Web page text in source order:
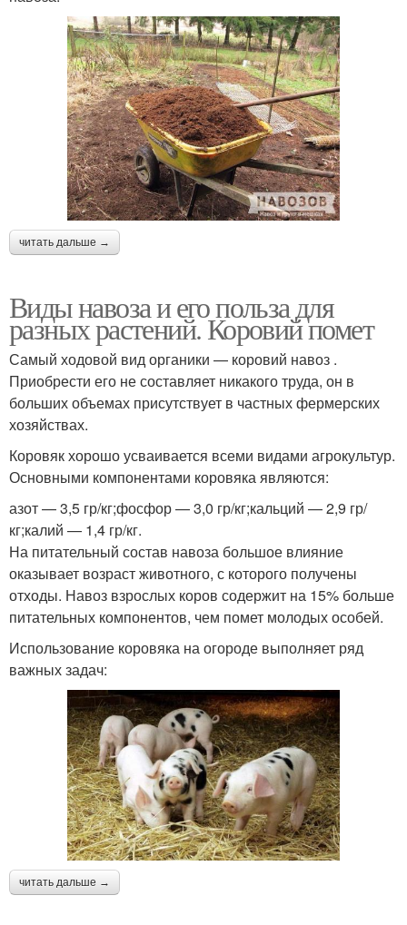
читать дальше →
Виды навоза и его польза для
разных растений. Коровий помет
Самый ходовой вид органики — коровий навоз .
Приобрести его не составляет никакого труда, он в
больших объемах присутствует в частных фермерских
хозяйствах.
Коровяк хорошо усваивается всеми видами агрокультур.
Основными компонентами коровяка являются:
азот — 3,5 гр/кг;фосфор — 3,0 гр/кг;кальций — 2,9 гр/
кг;калий — 1,4 гр/кг.
На питательный состав навоза большое влияние
оказывает возраст животного, с которого получены
отходы. Навоз взрослых коров содержит на 15% больше
питательных компонентов, чем помет молодых особей.
Использование коровяка на огороде выполняет ряд
важных задач:
читать дальше →